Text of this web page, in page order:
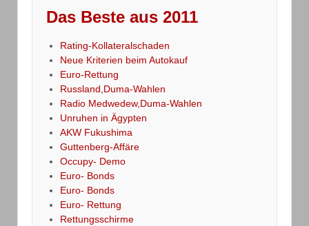
Das Beste aus 2011
Rating-Kollateralschaden
Neue Kriterien beim Autokauf
Euro-Rettung
Russland,Duma-Wahlen
Radio Medwedew,Duma-Wahlen
Unruhen in Ägypten
AKW Fukushima
Guttenberg-Affäre
Occupy- Demo
Euro- Bonds
Euro- Bonds
Euro- Rettung
Rettungsschirme